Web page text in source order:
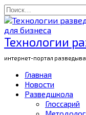
Перейти
к
содержанию
Search
for:
Технологии
интернет-портал
Главная
Новости
Разведшкола
Глоссарий